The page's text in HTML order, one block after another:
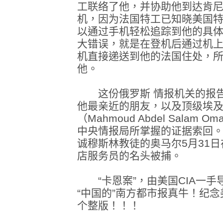
工联络了他，并协助他到达肯
机，因为法国特工已知晓美国
以通过手机轻松追踪到他的具
大错误，就是在登机后通过机
机直接递送到他的法国住处，
他。
这份俄罗斯 情报机关的报
他最亲近的朋友，以及顶级埃
（Mahmoud Abdel Salam
中央情报局所掌握的证据索回
诚穆斯林教徒的奥马尔5月31
店服务员的名头被捕。
“卡恩案”，由美国CIA一手
“中国的”南方都市报真牛！纪
个整版！！！